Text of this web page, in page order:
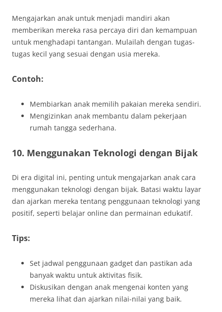
Mengajarkan anak untuk menjadi mandiri akan
memberikan mereka rasa percaya diri dan kemampuan
untuk menghadapi tantangan. Mulailah dengan tugas-
tugas kecil yang sesuai dengan usia mereka.
Contoh:
Membiarkan anak memilih pakaian mereka sendiri.
Mengizinkan anak membantu dalam pekerjaan
rumah tangga sederhana.
10. Menggunakan Teknologi dengan Bijak
Di era digital ini, penting untuk mengajarkan anak cara
menggunakan teknologi dengan bijak. Batasi waktu layar
dan ajarkan mereka tentang penggunaan teknologi yang
positif, seperti belajar online dan permainan edukatif.
Tips:
Set jadwal penggunaan gadget dan pastikan ada
banyak waktu untuk aktivitas fisik.
Diskusikan dengan anak mengenai konten yang
mereka lihat dan ajarkan nilai-nilai yang baik.